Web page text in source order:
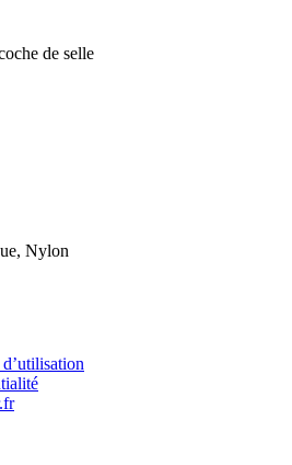
de selle
Nylon